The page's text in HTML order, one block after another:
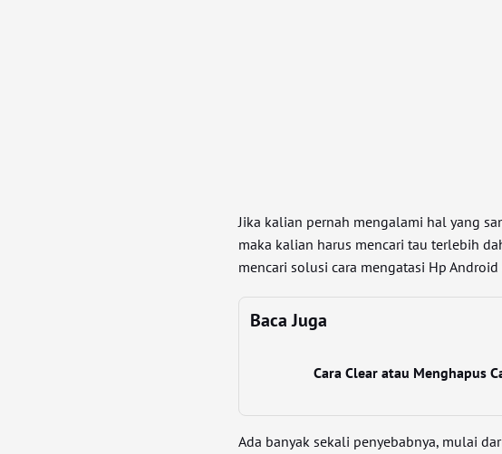
Jika kalian pernah mengalami hal yang
maka kalian harus mencari tau terlebih
mencari solusi cara mengatasi Hp Android
Baca Juga
Cara Clear atau Menghapus
Ada banyak sekali penyebabnya, mulai